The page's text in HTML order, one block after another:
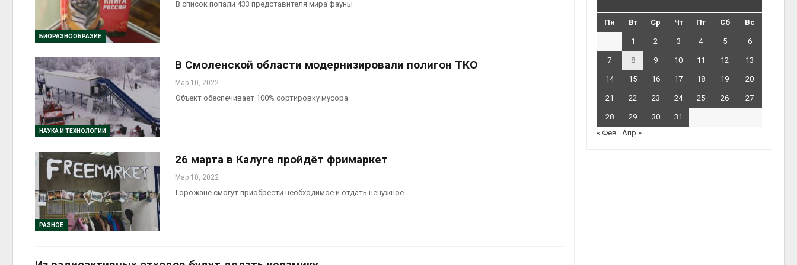
БИОРАЗНООБРАЗИЕ
В список попали 433 представителя мира фауны
НАУКА И ТЕХНОЛОГИИ
В Смоленской области модернизировали полигон ТКО
Мар 10, 2022
Объект обеспечивает 100% сортировку мусора
РАЗНОЕ
26 марта в Калуге пройдёт фримаркет
Мар 10, 2022
Горожане смогут приобрести необходимое и отдать ненужное
Пн Вт Ср Чт Пт Сб Вс
1 2 3 4 5 6
7 8 9 10 11 12 13
14 15 16 17 18 19 20
21 22 23 24 25 26 27
28 29 30
31
« Фев
Апр »